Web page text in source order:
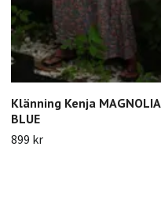
Klänning Kenja MAGNOLIA
BLUE
899 kr